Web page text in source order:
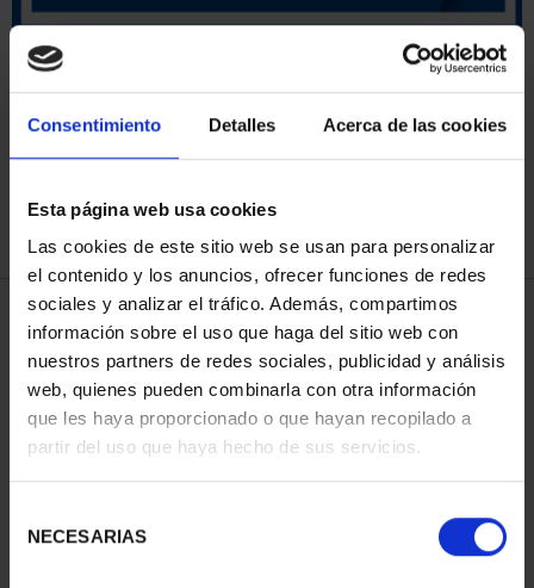
Consentimiento Detalles Acerca de las cookies
Esta página web usa cookies
Las cookies de este sitio web se usan para personalizar
el contenido y los anuncios, ofrecer funciones de redes
sociales y analizar el tráfico. Además, compartimos
información sobre el uso que haga del sitio web con
nuestros partners de redes sociales, publicidad y análisis
web, quienes pueden combinarla con otra información
que les haya proporcionado o que hayan recopilado a
partir del uso que haya hecho de sus servicios.
NECESARIAS
REFINAR
4 Productos encontrados